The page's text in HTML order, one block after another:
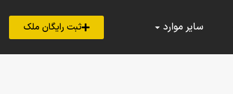
سایر موارد ثبت رایگان ملک